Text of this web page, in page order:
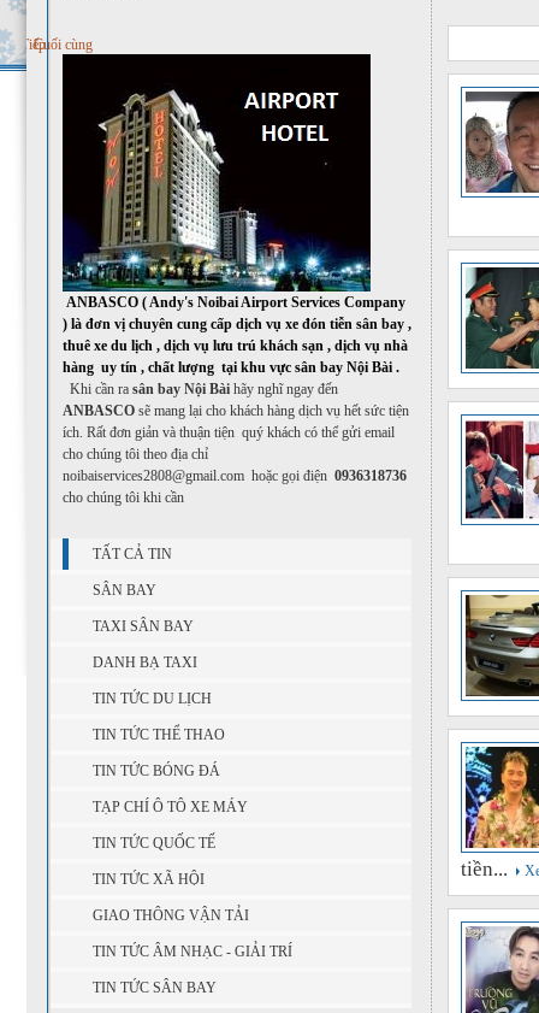
ANBASCO ( Andy's Noibai Airport Services Company
) là đơn vị chuyên cung cấp dịch vụ xe đón tiễn sân bay ,
thuê xe du lịch , dịch vụ lưu trú khách sạn , dịch vụ nhà
hàng uy tín , chất lượng tại khu vực sân bay Nội Bài .
Khi cần ra sân bay Nội Bài hãy nghĩ ngay đến
ANBASCO sẽ mang lại cho khách hàng dịch vụ hết sức tiện
ích. Rất đơn giản và thuận tiện quý khách có thể gửi email
cho chúng tôi theo địa chỉ
noibaiservices2808@gmail.com hoặc gọi điện 0936318736
cho chúng tôi khi cần
TẤT CẢ TIN
SÂN BAY
TAXI SÂN BAY
DANH BẠ TAXI
TIN TỨC DU LỊCH
TIN TỨC THỂ THAO
TIN TỨC BÓNG ĐÁ
TẠP CHÍ Ô TÔ XE MÁY
TIN TỨC QUỐC TẾ
TIN TỨC XÃ HỘI
GIAO THÔNG VẬN TẢI
TIN TỨC ÂM NHẠC - GIẢI TRÍ
TIN TỨC SÂN BAY
TiếpCuối cùng
tiền...